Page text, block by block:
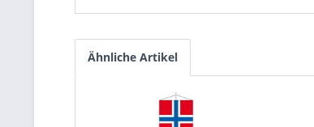
Ähnliche Artikel